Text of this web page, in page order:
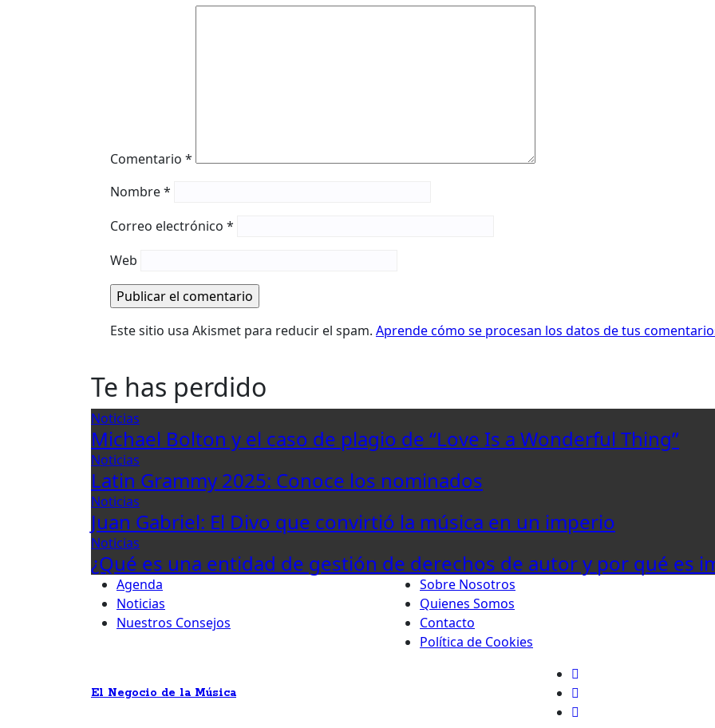
Comentario *
Nombre*
Correo electrónico *
Web
Este sitio usa Akismet para reducir el spam. Aprende cómo se procesan los datos de tus
Te has perdido
Noticias
Michael Bolton y el caso de plagio de “Love Is a Wonderful Thing”
Noticias
Latin Grammy 2025: Conoce los nominados
Noticias
Juan Gabriel: El Divo que convirtió la música en un imperio
Noticias
¿Qué es una entidad de gestión de derechos de autor y por qué es
Agenda
Noticias
Nuestros Consejos
Sobre Nosotros
Quienes Somos
Contacto
Política de Cookies
El Negocio de la Música